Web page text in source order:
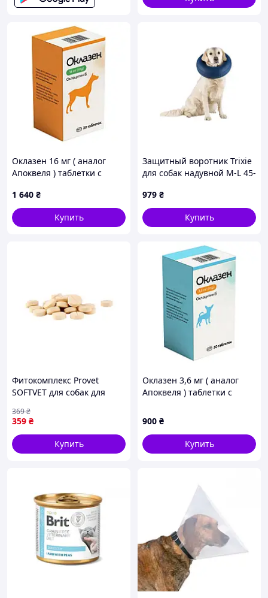
Оклазен 16 мг ( аналог
Апоквеля ) таблетки с
аллергическом и
атопическом дерматите у
больших собак, 30
1 640 ₴
Купить
Защитный воротник Trixie
для собак надувной M-L 45-
979 ₴
Купить
Фитокомплекс Provet
SOFTVET для собак для
восстановления суставов и
связок 100 таб (PR244052)
359 ₴
369₴
Купить
Оклазен 3,6 мг ( аналог
Апоквеля ) таблетки с
аллергическом и
атопическом дерматите у
мелких собак, 30 таблеток
900 ₴
Купить